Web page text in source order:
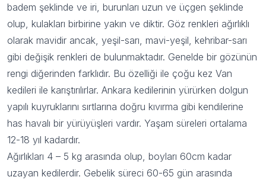
badem şeklinde ve iri, burunları uzun ve üçgen şeklinde
olup, kulakları birbirine yakın ve diktir. Göz renkleri ağırlıklı
olarak mavidir ancak, yeşil-sarı, mavi-yeşil, kehribar-sarı
gibi değişik renkleri de bulunmaktadır. Genelde bir gözünün
rengi diğerinden farklıdır. Bu özelliği ile çoğu kez Van
kedileri ile karıştırılırlar. Ankara kedilerinin yürürken dolgun
yapılı kuyruklarını sırtlarına doğru kıvırma gibi kendilerine
has havalı bir yürüyüşleri vardır. Yaşam süreleri ortalama
12-18 yıl kadardır.
Ağırlıkları 4 – 5 kg arasında olup, boyları 60cm kadar
uzayan kedilerdir. Gebelik süreci 60-65 gün arasında